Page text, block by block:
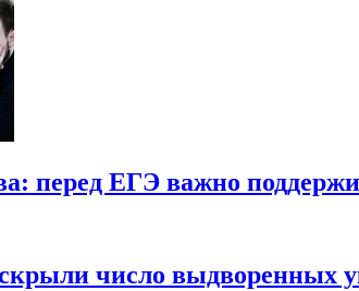
перед ЕГЭ важно
число выдворенных